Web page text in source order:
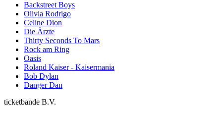
Backstreet Boys
Olivia Rodrigo
Celine Dion
Die Ärzte
Thirty Seconds To Mars
Rock am Ring
Oasis
Roland Kaiser - Kaisermania
Bob Dylan
Danger Dan
ticketbande B.V.